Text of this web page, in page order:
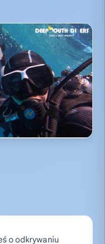
o odkrywaniu